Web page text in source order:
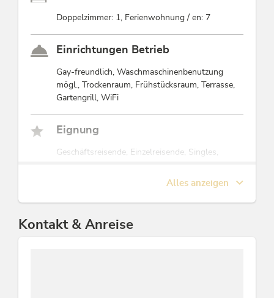
sowie das hervorragende Frühstück @ Genuss mit
Concept Store sind das kleine Highlight des Hauses. Im
Genuss schlägt jedes Deko Herz etwas schneller :-)
gereist sind - sind wir beide unkompliziert und sehr
Welt-offen und freuen uns riesig auf Gäste aus der
ganzen Welt. Come and enjoy life :-)
Doppelzimmer: 1, Ferienwohnung / en: 7
Einrichtungen Betrieb
Gay-freundlich, Waschmaschinenbenutzung
mögl., Trockenraum, Frühstücksraum, Terrasse,
Gartengrill, WiFi
Eignung
Geschäftsreisende, Einzelreisende, Singles,
Alles anzeigen
Kontakt & Anreise